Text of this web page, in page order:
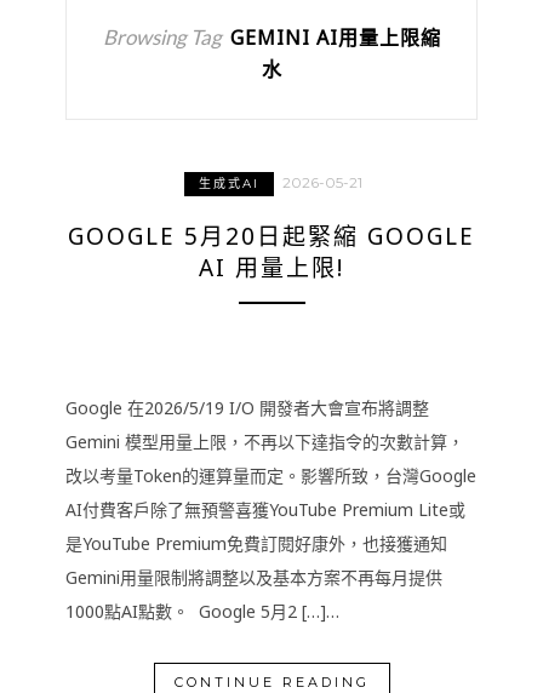
Browsing Tag GEMINI AI用量上限縮
水
生成式AI 2026-05-21
GOOGLE 5月20日起緊縮 GOOGLE
AI 用量上限!
Google 在2026/5/19 I/O 開發者大會宣布將調整
Gemini 模型用量上限，不再以下達指令的次數計算，
改以考量Token的運算量而定。影響所致，台灣Google
AI付費客戶除了無預警喜獲YouTube Premium Lite或
是YouTube Premium免費訂閱好康外，也接獲通知
Gemini用量限制將調整以及基本方案不再每月提供
1000點AI點數。 Google 5月2 […]…
CONTINUE READING